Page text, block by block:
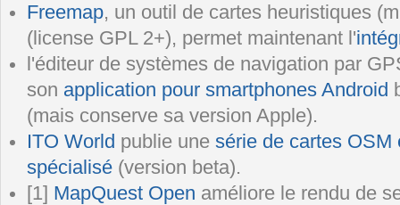
Freemap, un outil de cartes heuristiques
(license GPL 2+), permet maintenant l'
l'éditeur de systèmes de navigation par
son application pour smartphones Android
(mais conserve sa version Apple).
ITO World publie unesérie de cartes OSM
spécialisé (version beta).
[1] MapQuest Open améliore le rendu de